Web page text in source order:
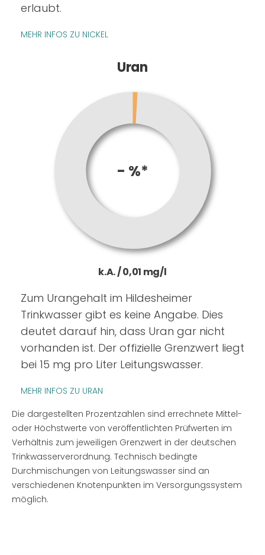
erlaubt.
MEHR INFOS ZU NICKEL
Uran
- %*
k.A. / 0,01 mg/l
Zum Urangehalt im Hildesheimer
Trinkwasser gibt es keine Angabe. Dies
deutet darauf hin, dass Uran gar nicht
vorhanden ist. Der offizielle Grenzwert liegt
bei 15 mg pro Liter Leitungswasser.
MEHR INFOS ZU URAN
Die dargestellten Prozentzahlen sind errechnete Mittel-
oder Höchstwerte von veröffentlichten Prüfwerten im
Verhältnis zum jeweiligen Grenzwert in der deutschen
Trinkwasserverordnung. Technisch bedingte
Durchmischungen von Leitungswasser sind an
verschiedenen Knotenpunkten im Versorgungssystem
möglich.